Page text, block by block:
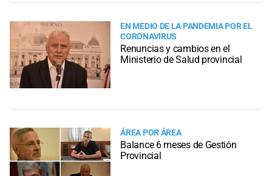
EN MEDIO DE LA PANDEMIA POR EL
CORONAVIRUS
Renuncias y cambios en el
Ministerio de Salud provincial
ÁREA POR ÁREA
Balance 6 meses de Gestión
Provincial